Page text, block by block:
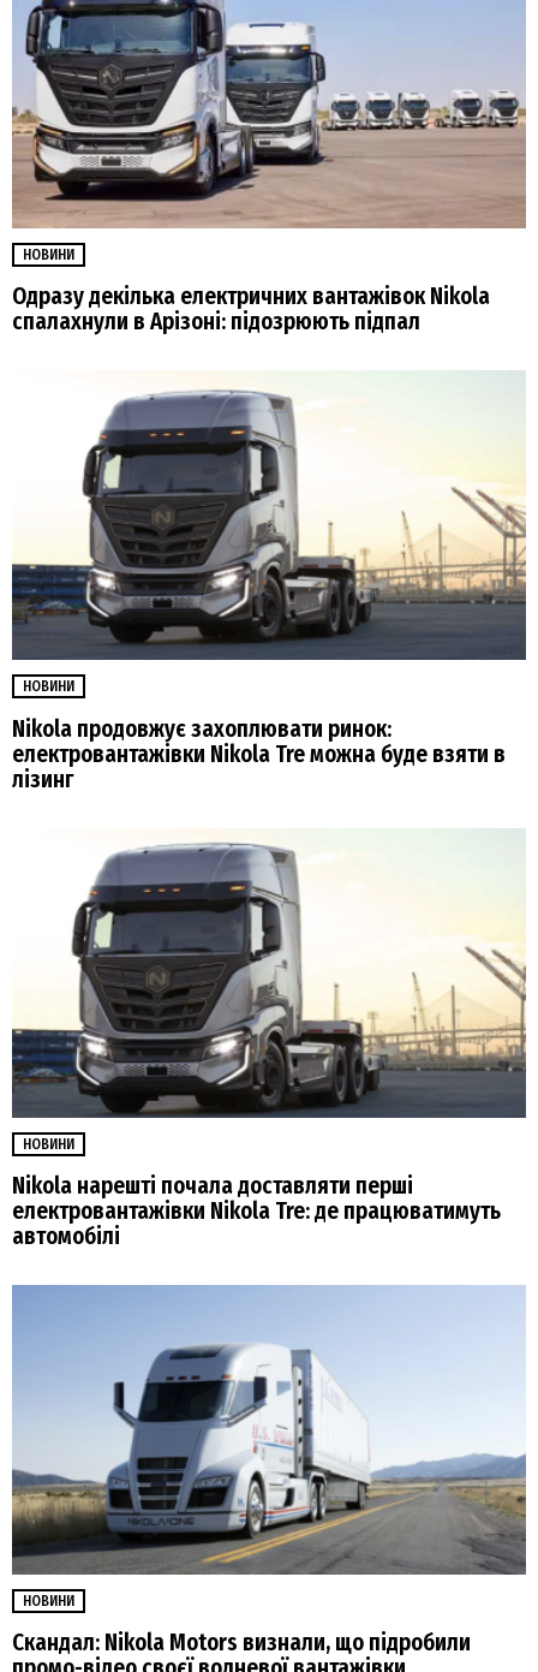
НОВИНИ
Одразу декілька електричних вантажівок Nikola
спалахнули в Арізоні: підозрюють підпал
НОВИНИ
Nikola продовжує захоплювати ринок:
електровантажівки Nikola Tre можна буде взяти в
лізинг
НОВИНИ
Nikola нарешті почала доставляти перші
електровантажівки Nikola Tre: де працюватимуть
автомобілі
НОВИНИ
Скандал: Nikola Motors визнали, що підробили